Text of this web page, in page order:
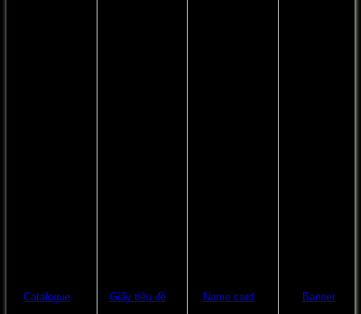
Catalogue Giấy tiêu đề Name card Banner